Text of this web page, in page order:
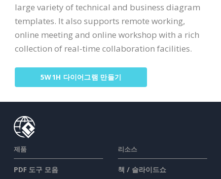
large variety of technical and business diagram
templates. It also supports remote working,
online meeting and online workshop with a rich
collection of real-time collaboration facilities.
5W1H 다이어그램 만들기
제품
PDF 도구 모음
리소스
책 / 슬라이드쇼